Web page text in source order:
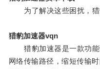
为了解决这些困扰，猎
猎豹加速器vqn
猎豹加速器是一款功能
网络传输路径，缩短传输